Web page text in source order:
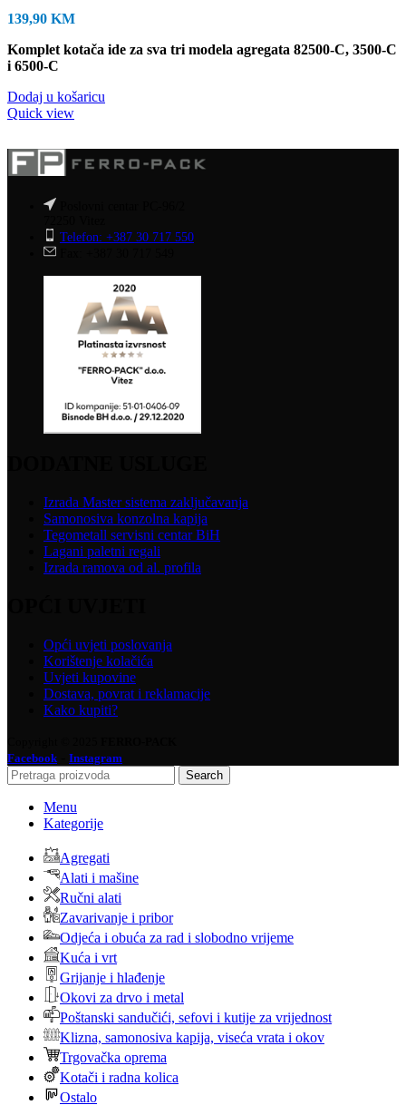
139,90 KM
Komplet kotača ide za sva tri modela agregata 82500-C, 3500-C
i 6500-C
Dodaj u košaricu
Quick view
Telefon: +387 30 717 550
Izrada Master sistema zaključavanja
Samonosiva konzolna kapija
Tegometall servisni centar BiH
Lagani paletni regali
Izrada ramova od al. profila
Opći uvjeti poslovanja
Korištenje kolačića
Uvjeti kupovine
Dostava, povrat i reklamacije
Kako kupiti?
Facebook
Instagram
Search
Menu
Kategorije
Agregati
Alati i mašine
Ručni alati
Zavarivanje i pribor
Odjeća i obuća za rad i slobodno vrijeme
Kuća i vrt
Grijanje i hlađenje
Okovi za drvo i metal
Poštanski sandučići, sefovi i kutije za vrijednost
Klizna, samonosiva kapija, viseća vrata i okov
Trgovačka oprema
Kotači i radna kolica
Ostalo